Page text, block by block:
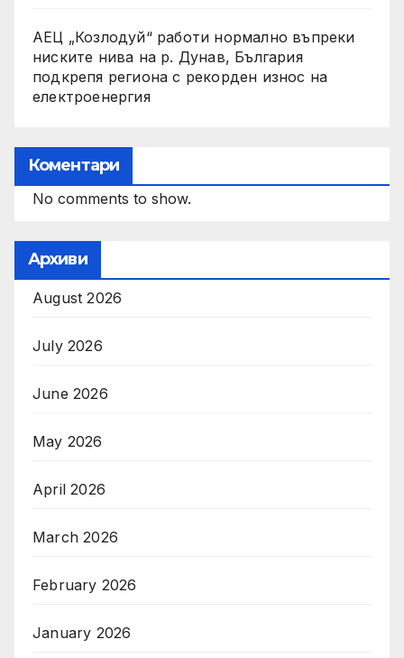
АЕЦ „Козлодуй“ работи нормално въпреки
ниските нива на р. Дунав, България
подкрепя региона с рекорден износ на
електроенергия
Коментари
No comments to show.
Архиви
August 2026
July 2026
June 2026
May 2026
April 2026
March 2026
February 2026
January 2026